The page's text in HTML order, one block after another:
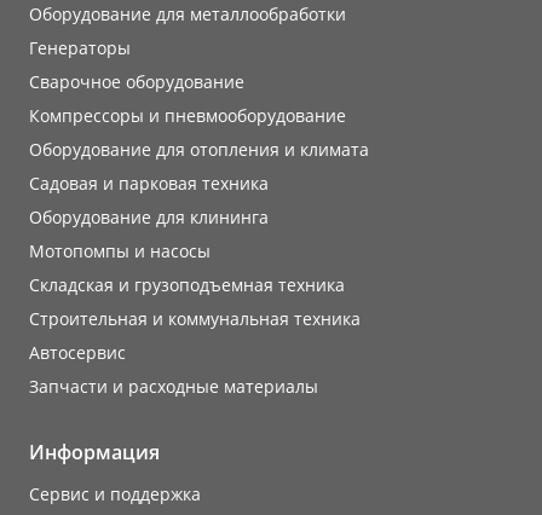
Оборудование для металлообработки
Генераторы
Сварочное оборудование
Компрессоры и пневмооборудование
Оборудование для отопления и климата
Садовая и парковая техника
Оборудование для клининга
Мотопомпы и насосы
Складская и грузоподъемная техника
Строительная и коммунальная техника
Автосервис
Запчасти и расходные материалы
Информация
Сервис и поддержка